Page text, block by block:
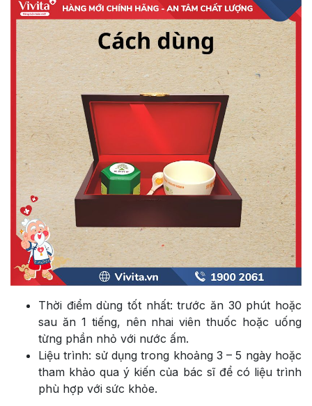
Thời điểm dùng tốt nhất: trước ăn 30 phút hoặc
sau ăn 1 tiếng, nên nhai viên thuốc hoặc uống
từng phần nhỏ với nước ấm.
Liệu trình: sử dụng trong khoảng 3 – 5 ngày hoặc
tham khảo qua ý kiến của bác sĩ để có liệu trình
phù hợp với sức khỏe.